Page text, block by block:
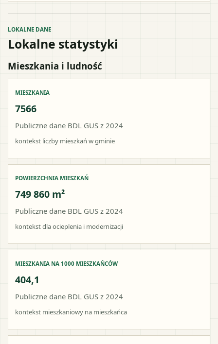
LOKALNE DANE
Lokalne statystyki
Mieszkania i ludność
MIESZKANIA
7566
Publiczne dane BDL GUS z 2024
kontekst liczby mieszkań w gminie
POWIERZCHNIA MIESZKAŃ
749 860 m²
Publiczne dane BDL GUS z 2024
kontekst dla ocieplenia i modernizacji
MIESZKANIA NA 1000 MIESZKAŃCÓW
404,1
Publiczne dane BDL GUS z 2024
kontekst mieszkaniowy na mieszkańca